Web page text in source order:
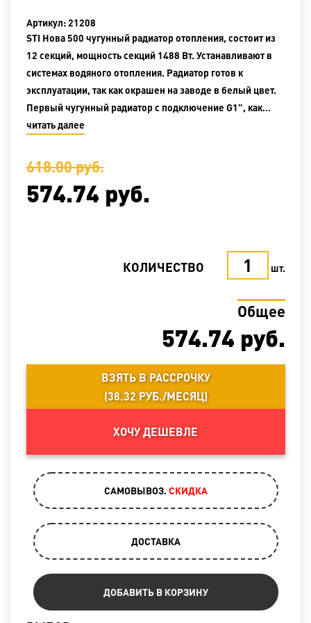
Артикул: 21208
STI Нова 500 чугунный радиатор отопления, состоит из
12 секций, мощность секций 1488 Вт. Устанавливают в
системах водяного отопления. Радиатор готов к
эксплуатации, так как окрашен на заводе в белый цвет.
Первый чугунный радиатор с подключение G1", как…
читать далее
618.00руб.
574.74 руб.
КОЛИЧЕСТВО шт.
Общее
574.74 руб.
ВЗЯТЬ В РАССРОЧКУ
(38.32 РУБ./МЕСЯЦ)
ХОЧУ ДЕШЕВЛЕ
САМОВЫВОЗ. CКИДКА
ДОСТАВКА
ДОБАВИТЬ В КОРЗИНУ